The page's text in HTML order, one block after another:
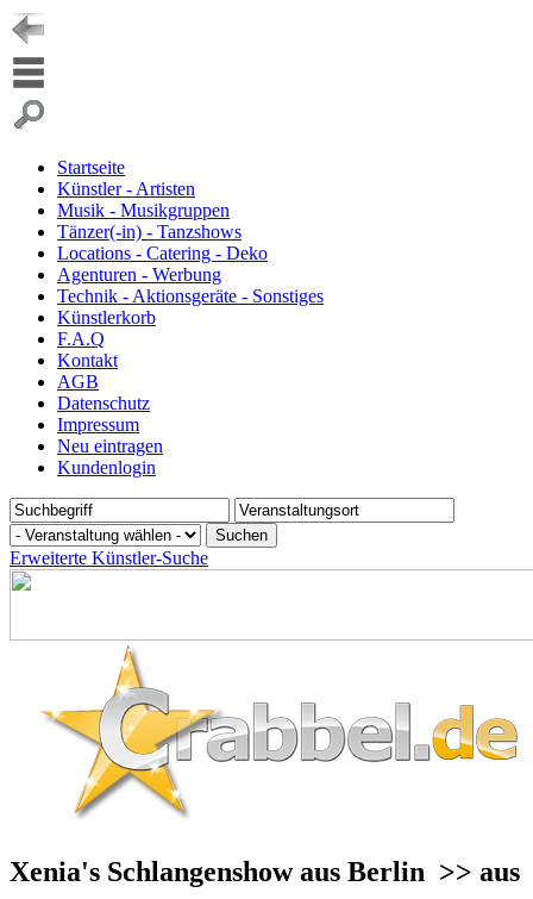
Startseite
Künstler - Artisten
Musik - Musikgruppen
Tänzer(-in) - Tanzshows
Locations - Catering - Deko
Agenturen - Werbung
Technik - Aktionsgeräte - Sonstiges
Künstlerkorb
F.A.Q
Kontakt
AGB
Datenschutz
Impressum
Neu eintragen
Kundenlogin
Erweiterte Künstler-Suche
Xenia's Schlangenshow aus Berlin >> aus